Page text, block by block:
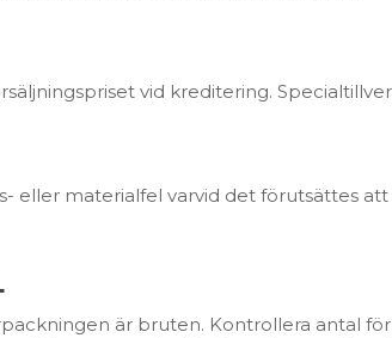
vid kreditering.
eller materialfel varvid det förutsättes
är bruten. Kontrollera antal